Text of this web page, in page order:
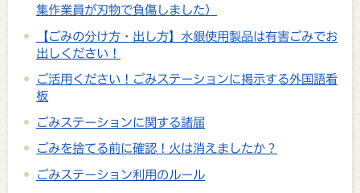
集作業員が刃物で負傷しました）
【ごみの分け方・出し方】水銀使用製品は有害ごみでお
出しください！
ご活用ください！ごみステーションに掲示する外国語看
板
ごみステーションに関する諸届
ごみを捨てる前に確認！火は消えましたか？
ごみステーション利用のルール